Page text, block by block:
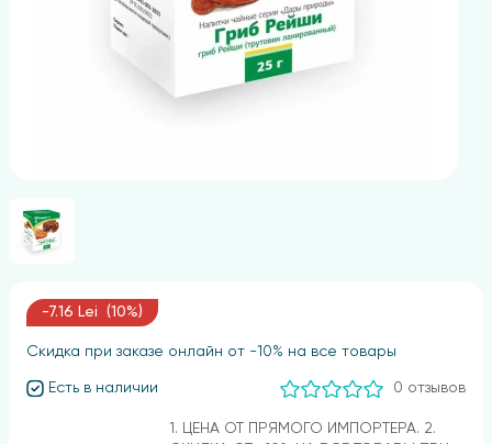
-7.16 Lei (10%)
Скидка при заказе онлайн от -10% на все товары
Есть в наличии 0 отзывов
1. ЦЕНА ОТ ПРЯМОГО ИМПОРТЕРА. 2.